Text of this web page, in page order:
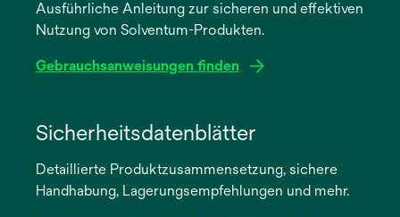
Ausführliche Anleitung zur sicheren und effektiven
Nutzung von Solventum-Produkten.
Gebrauchsanweisungen finden
neuen
Registerkarte
Sicherheitsdatenblätter
Detaillierte Produktzusammensetzung, sichere
Handhabung, Lagerungsempfehlungen und mehr.